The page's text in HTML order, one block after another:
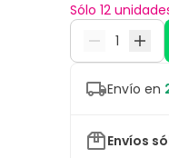
Sólo 12
Envío en
Envíos